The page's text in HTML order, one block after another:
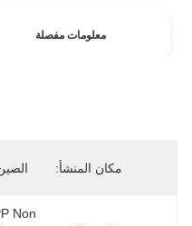
معلومات مفصلة
مكان المنشأ:
Non